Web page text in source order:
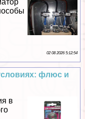
02 08 2026 5:12:54
флюс и
в